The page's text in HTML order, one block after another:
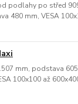
podlahy po střed
480 mm, VESA
mm, podstava
100x100 až